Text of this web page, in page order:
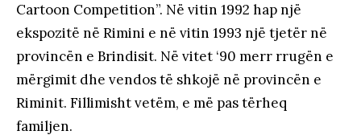
Cartoon Competition”. Në vitin 1992 hap një
ekspozitë në Rimini e në vitin 1993 një tjetër në
provincën e Brindisit. Në vitet ‘90 merr rrugën e
mërgimit dhe vendos të shkojë në provincën e
Riminit. Fillimisht vetëm, e më pas tërheq
familjen.